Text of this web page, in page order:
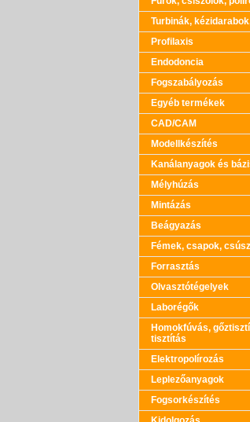
Turbinák,
Profilaxis
Endodoncia
Fogszabályozás
Egyéb termékek
CAD/CAM
Modellkészítés
Kanálanyagok és
Mélyhúzás
Mintázás
Beágyazás
Fémek, csapok,
Forrasztás
Olvasztótégelyek
Laborégők
Homokfúvás,
tisztítás
Elektropolírozás
Leplezőanyagok
Fogsorkészítés